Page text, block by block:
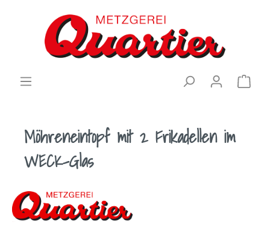
Möhreneintopf mit 2 Frikadellen im
WECK-Glas